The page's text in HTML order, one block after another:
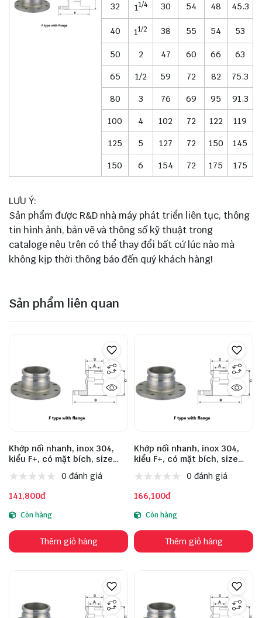
32 11/4 30 54 48 45.3
40 11/2 38 55 54 53
50 2 47 60 66
63
65
1/2 59 72 82
75.3
80
3 76 69 95
91.3
100
4 102 72 122
119
125
5 127 72 150
145
150
6 154 72 175 175
LƯU Ý:
Sản phẩm được R&D nhà máy phát triển liên tục, thông
tin hình ảnh, bản vẽ và thông số kỹ thuật trong
cataloge nêu trên có thể thay đổi bất cứ lúc nào mà
không kịp thời thông báo đến quý khách hàng!
Sản phẩm liên quan
Khớp nối nhanh, inox 304,
kiểu F+, có mặt bích, size
0 đánh giá
141,800đ
Còn hàng
Thêm giỏ hàng
Khớp nối nhanh, inox 304,
kiểu F+, có mặt bích, size
0 đánh giá
166,100đ
Còn hàng
Thêm giỏ hàng